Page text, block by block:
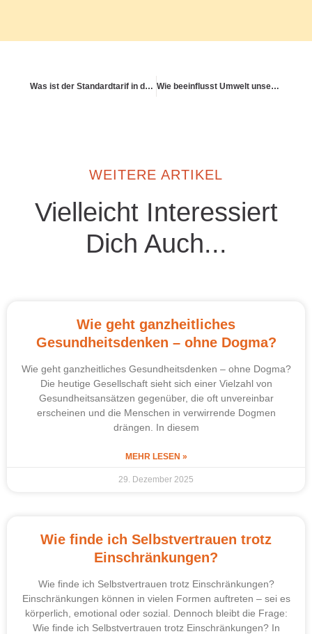
Was ist der Standardtarif in der privaten Krankenversicherung? Wie beeinflusst Umwelt unsere langfristige Gesundheit?
WEITERE ARTIKEL
Vielleicht Interessiert
Dich Auch...
Wie geht ganzheitliches
Gesundheitsdenken – ohne Dogma?
Wie geht ganzheitliches Gesundheitsdenken – ohne Dogma?
Die heutige Gesellschaft sieht sich einer Vielzahl von
Gesundheitsansätzen gegenüber, die oft unvereinbar
erscheinen und die Menschen in verwirrende Dogmen
drängen. In diesem
MEHR LESEN »
29. Dezember 2025
Wie finde ich Selbstvertrauen trotz
Einschränkungen?
Wie finde ich Selbstvertrauen trotz Einschränkungen?
Einschränkungen können in vielen Formen auftreten – sei es
körperlich, emotional oder sozial. Dennoch bleibt die Frage:
Wie finde ich Selbstvertrauen trotz Einschränkungen? In